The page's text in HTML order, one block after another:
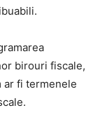
birouri fiscale,
ar fi termenele